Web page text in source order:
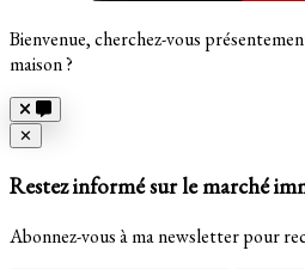
Bienvenue, cherchez-vous
maison ?
Close
✕
Restez informé sur le marché
Abonnez-vous à ma newsletter pour